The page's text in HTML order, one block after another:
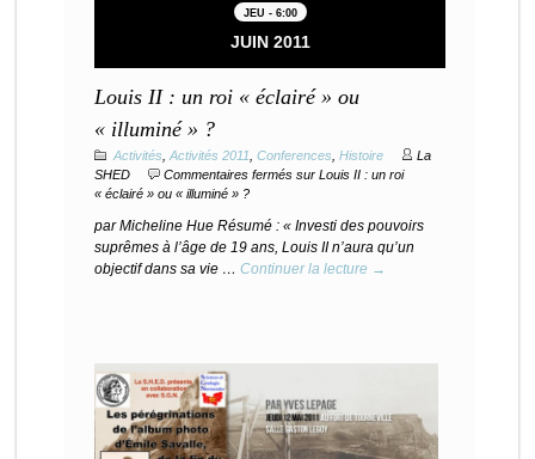
JEU - 6:00
JUIN 2011
Louis II : un roi « éclairé » ou
« illuminé » ?
Activités Activités 2011 Conferences Histoire
La
SHED
Commentaires fermés sur Louis II : un roi
« éclairé » ou « illuminé » ?
par Micheline Hue Résumé : « Investi des pouvoirs
suprêmes à l’âge de 19 ans, Louis II n’aura qu’un
objectif dans sa vie … Continuer la lecture →